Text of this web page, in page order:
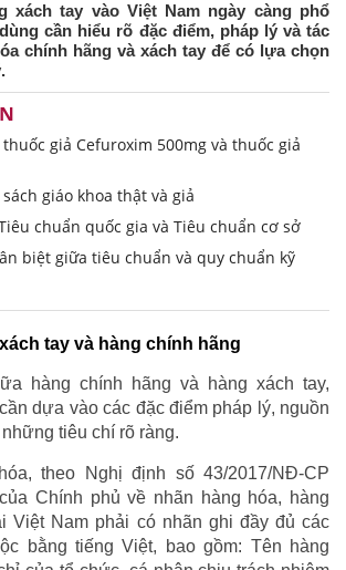
xách tay vào Việt Nam ngày càng phổ
cần hiểu rõ đặc điểm, pháp lý và tác
chính hãng và xách tay để có lựa chọn
giả Cefuroxim 500mg và thuốc giả
giáo khoa thật và giả
chuẩn quốc gia và Tiêu chuẩn cơ sở
biệt giữa tiêu chuẩn và quy chuẩn kỹ
tay và hàng chính hãng
hàng chính hãng và hàng xách tay,
dựa vào các đặc điểm pháp lý, nguồn
tiêu chí rõ ràng.
theo Nghị định số 43/2017/NĐ-CP
Chính phủ về nhãn hàng hóa, hàng
Việt Nam phải có nhãn ghi đầy đủ các
bằng tiếng Việt, bao gồm: Tên hàng